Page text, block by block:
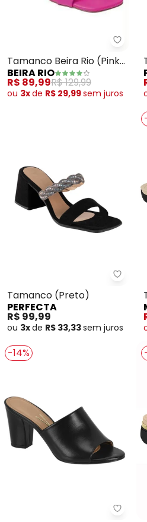
Beira
Tamanco Beira Rio (Pink)
em Sintético
BEIRA RIO
R$ 89,99R$ 129,99
ou 3xde R$ 29,99sem juros
Tamanco (Preto)
PERFECTA
R$ 99,99
ou 3xde R$ 33,33sem juros
-14%